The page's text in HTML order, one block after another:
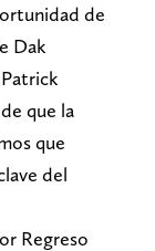
de
Dak
que la
que
del
Regreso